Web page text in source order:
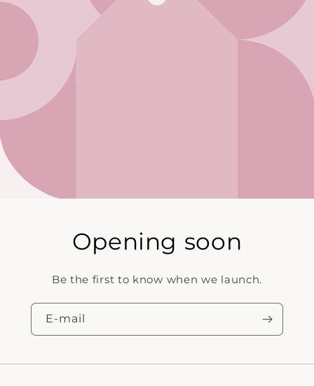
Opening soon
Be the first to know when we launch.
E‑mail